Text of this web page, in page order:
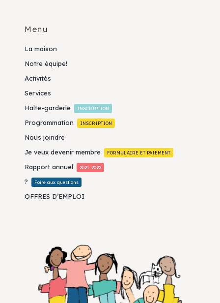
Menu
La maison
Notre équipe!
Activités
Services
Halte-garderie
INSCRIPTION
Programmation INSCRIPTION
Nous joindre
Je veux devenir membre
FORMULAIRE ET PAIEMENT
Rapport annuel 2021-2022
? Foire aux questions
OFFRES D’EMPLOI